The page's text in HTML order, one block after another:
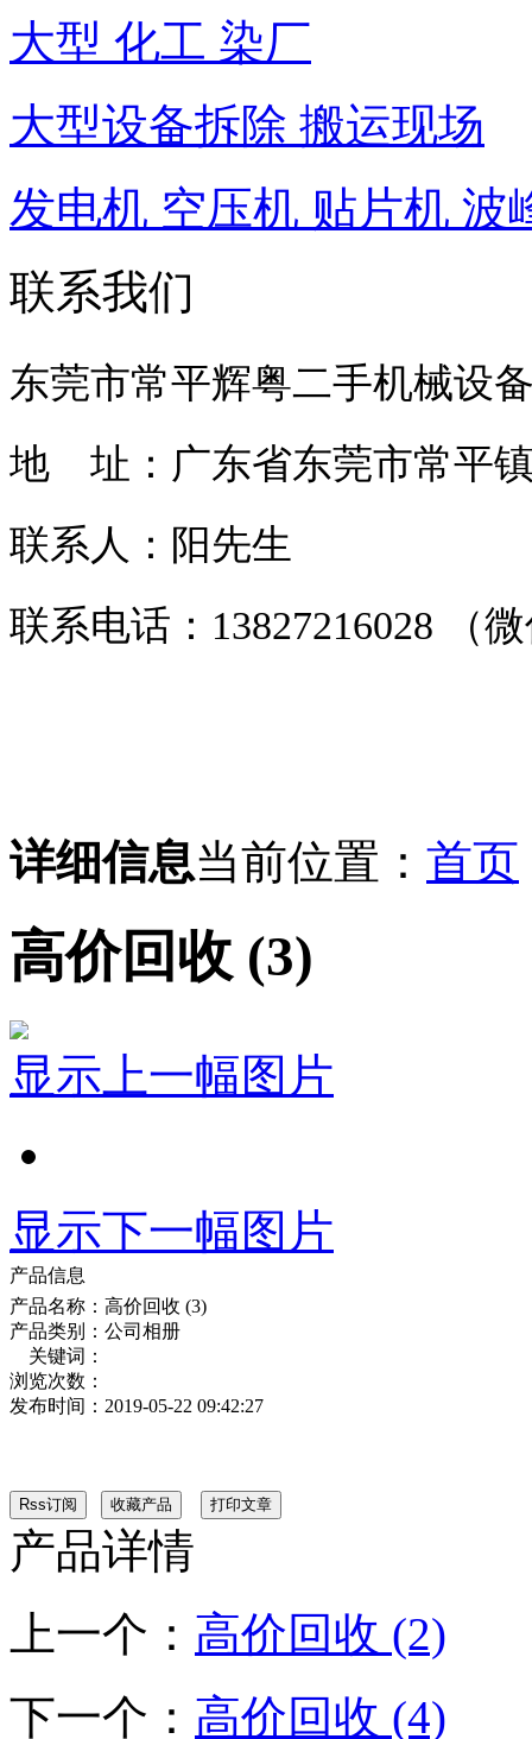
大型 化工 染厂
大型设备拆除 搬运现场
发电机 空压机 贴片机 波
联系我们
东莞市常平辉粤二手机械设
地 址：广东省东莞市常平
联系人：阳先生
联系电话：13827216028 （
详细信息当前位置： 首页
高价回收 (3)
显示上一幅图片
显示下一幅图片
产品信息
产品名称： 高价回收 (3)
产品类别： 公司相册
关键词：
浏览次数：
发布时间： 2019-05-22 09:42:27
产品详情
上一个： 高价回收 (2)
下一个： 高价回收 (4)